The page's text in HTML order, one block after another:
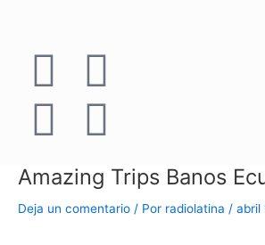
F
a
c
e
b
I
n
s
t
a
Y
o
u
t
u
E
n
v
e
l
Amazing Trips Banos
Deja un comentario / Por radiolatina / abril